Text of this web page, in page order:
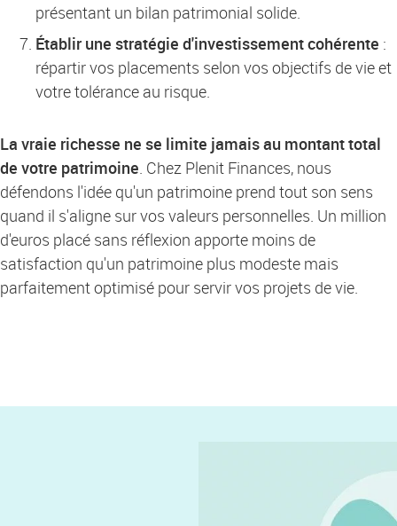
présentant un bilan patrimonial solide.
Établir une stratégie d'investissement cohérente :
répartir vos placements selon vos objectifs de vie et
votre tolérance au risque.
La vraie richesse ne se limite jamais au montant total
de votre patrimoine. Chez Plenit Finances, nous
défendons l'idée qu'un patrimoine prend tout son sens
quand il s'aligne sur vos valeurs personnelles. Un million
d'euros placé sans réflexion apporte moins de
satisfaction qu'un patrimoine plus modeste mais
parfaitement optimisé pour servir vos projets de vie.